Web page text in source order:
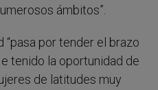
ámbitos”.
“pasa por tender el brazo
tenido la oportunidad de
de latitudes muy